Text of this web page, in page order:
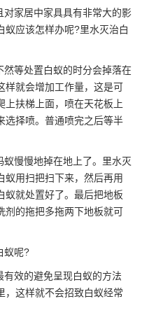
家居中家具具有非常大的影
蚁应该怎样办呢?里水灭治白
等处置白蚁的时分会掉落在
样就会增加工作量，这是可
上扶梯上面，喷在天花板上
选择喷。普通喷完之后等半
蚁慢慢地掉在地上了。里水灭
蚁用扫把扫下来，然后再用
蚁就处置好了。最后把地板
剂的拖把多拖两下地板就可
蚁呢?
效的避免呈现白蚁的方法
，这样就不会招致白蚁经常